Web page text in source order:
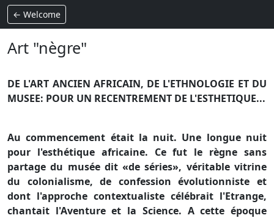
← Welcome
Art "nègre"
DE L'ART ANCIEN AFRICAIN, DE L'ETHNOLOGIE ET DU
MUSEE: POUR UN RECENTREMENT DE L'ESTHETIQUE...
Au commencement était la nuit. Une longue nuit
pour l'esthétique africaine. Ce fut le règne sans
partage du musée dit «de séries», véritable vitrine
du colonialisme, de confession évolutionniste et
dont l'approche contextualiste célébrait l'Etrange,
chantait l'Aventure et la Science. A cette époque